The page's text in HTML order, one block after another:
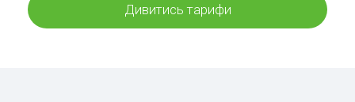
Дивитись тарифи